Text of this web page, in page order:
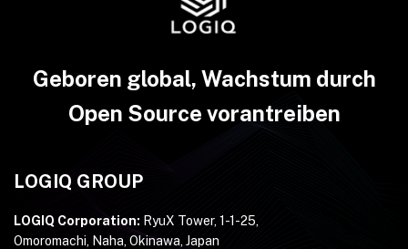
Geboren global, Wachstum durch
Open Source vorantreiben
LOGIQ GROUP
LOGIQ Corporation: RyuX Tower, 1-1-25,
Omoromachi, Naha, Okinawa, Japan